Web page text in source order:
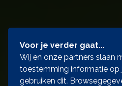
Voor je verder gaat...
Wij en onze partners slaan
toestemming informatie op
gebruiken dit.